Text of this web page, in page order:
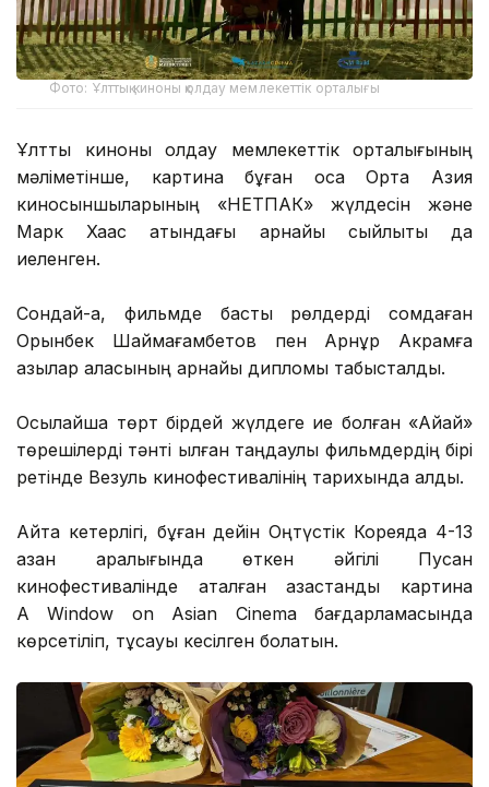
Фото: Ұлттық киноны қолдау мемлекеттік орталығы
Ұлттық киноны қолдау мемлекеттік орталығының
мәліметінше, картина бұған қоса Орта Азия
киносыншыларының «НЕТПАК» жүлдесін және
Марк Хаас атындағы арнайы сыйлықты да
иеленген.
Сондай-ақ, фильмде басты рөлдерді сомдаған
Орынбек Шаймағамбетов пен Арнұр Акрамға
қазылар алқасының арнайы дипломы табысталды.
Осылайша төрт бірдей жүлдеге ие болған «Айқай»
төрешілерді тәнті қылған таңдаулы фильмдердің бірі
ретінде Везуль кинофестивалінің тарихында қалды.
Айта кетерлігі, бұған дейін Оңтүстік Кореяда 4-13
қазан аралығында өткен әйгілі Пусан
кинофестивалінде аталған қазақстандық картина
А Window on Asian Cinema бағдарламасында
көрсетіліп, тұсауы кесілген болатын.